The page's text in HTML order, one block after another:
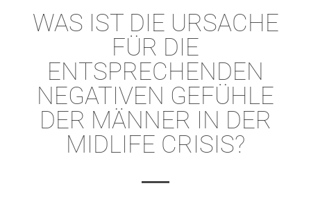
WAS IST DIE URSACHE
FÜR DIE
ENTSPRECHENDEN
NEGATIVEN GEFÜHLE
DER MÄNNER IN DER
MIDLIFE CRISIS?